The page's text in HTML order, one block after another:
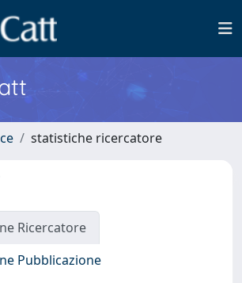
statistiche ricercatore
Ricercatore
Pubblicazione